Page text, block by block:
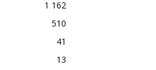
1 162
510
41
13